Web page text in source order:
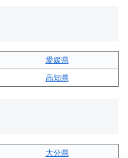
愛媛県
高知県
大分県